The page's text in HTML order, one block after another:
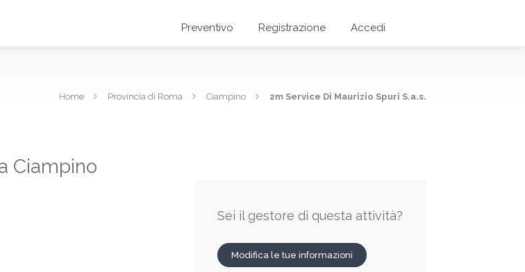
Preventivo Registrazione Accedi
Home Provincia di Roma Ciampino 2m Service Di Maurizio Spuri S.a.s.
Ciampino
Sei il gestore di questa attività?
Modifica le tue informazioni